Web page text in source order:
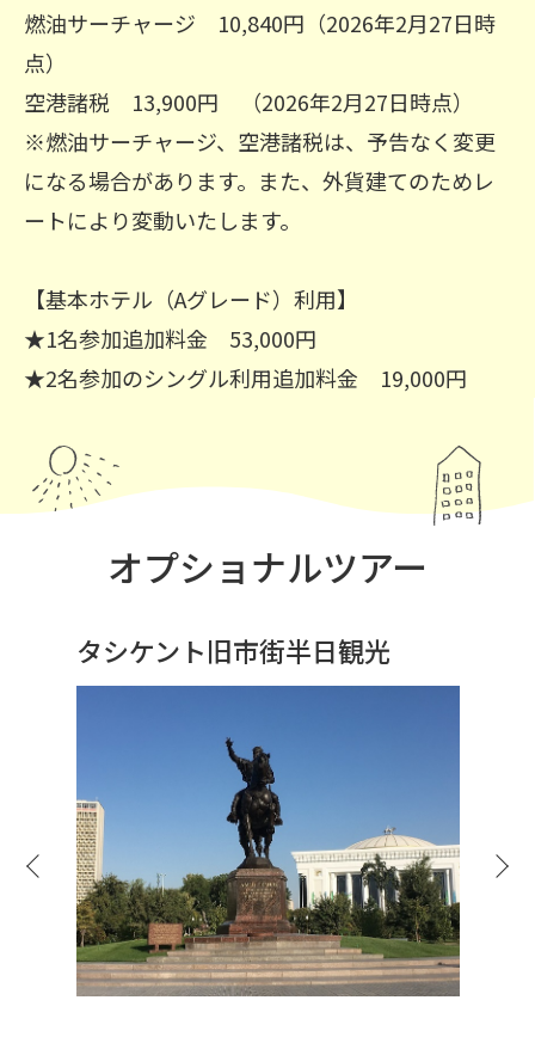
燃油サーチャージ 10,840円（2026年2月27日時
点）
空港諸税 13,900円 （2026年2月27日時点）
※燃油サーチャージ、空港諸税は、予告なく変更
になる場合があります。また、外貨建てのためレ
ートにより変動いたします。
【基本ホテル（Aグレード）利用】
★1名参加追加料金 53,000円
★2名参加のシングル利用追加料金 19,000円
オプショナルツアー
タシケント旧市街半日観光